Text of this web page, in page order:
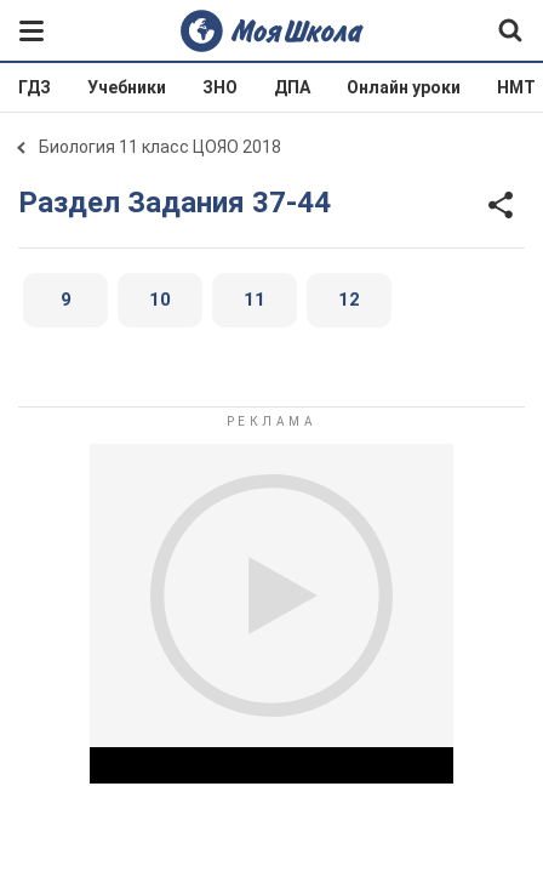
ГДЗ Учебники ЗНО ДПА Онлайн уроки НМТ
Биология 11 класс ЦОЯО 2018
Раздел Задания 37-44
9 10 11 12